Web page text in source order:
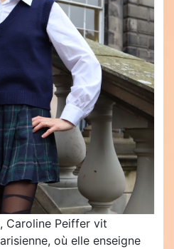
Caroline Peiffer vit
où elle enseigne